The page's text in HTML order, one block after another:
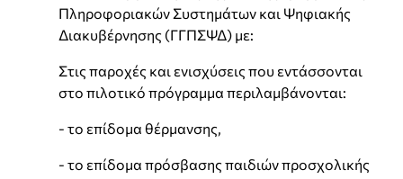
Πληροφοριακών Συστημάτων και Ψηφιακής
Διακυβέρνησης (ΓΓΠΣΨΔ) με:
Στις παροχές και ενισχύσεις που εντάσσονται
στο πιλοτικό πρόγραμμα περιλαμβάνονται:
- το επίδομα θέρμανσης,
- το επίδομα πρόσβασης παιδιών προσχολικής